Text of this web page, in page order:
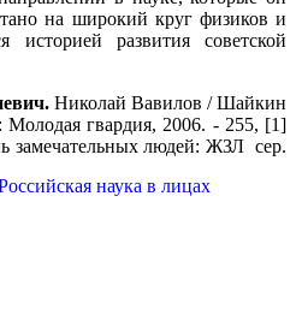
на широкий круг физиков и
историей развития советской
Николай Вавилов / Шайкин
гвардия, 2006. - 255, [1]
замечательных людей: ЖЗЛ сер.